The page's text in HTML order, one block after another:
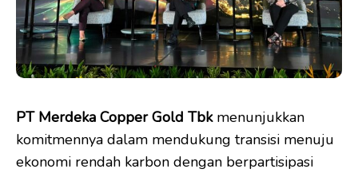
PT Merdeka Copper Gold Tbkmenunjukkan
komitmennya dalam mendukung transisi menuju
ekonomi rendah karbon dengan berpartisipasi